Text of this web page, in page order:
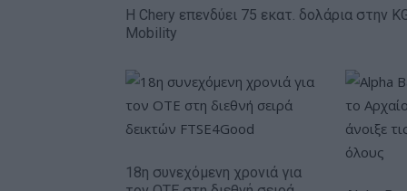
Η Chery επενδύει 75 εκατ. δολάρια στην
Mobility
18η συνεχόμενη χρονιά για